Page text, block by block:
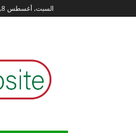
السبت, أغسطس 8, 2026